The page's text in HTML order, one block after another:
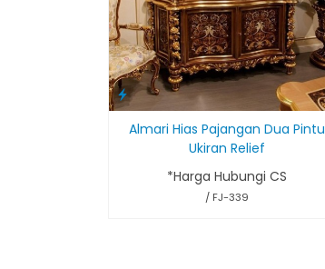
Almari Hias Pajangan Dua Pintu
Ukiran Relief
*Harga Hubungi CS
/ FJ-339